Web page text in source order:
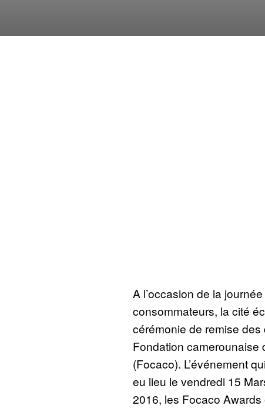
A l’occasion de la
consommateurs, la cité
cérémonie de remise
Fondation camerounaise
(Focaco). L’événement
eu lieu le vendredi 15
2016, les Focaco